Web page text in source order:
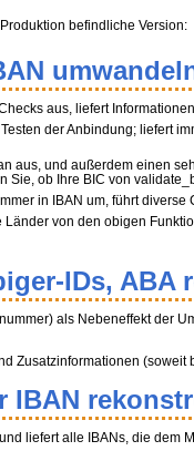
befindliche Version:
aus, liefert
der Anbindung; liefert
und außerdem einen
Sie, ob Ihre BIC von
in IBAN um, führt
von den obigen
IDs, ABA
als Nebeneffekt der
Zusatzinformationen (soweit
IBAN
liefert alle IBANs, die dem